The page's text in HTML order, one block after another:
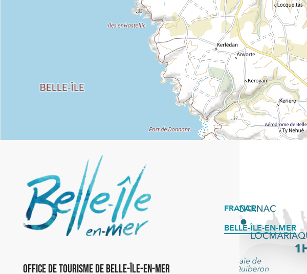
Office de Tourisme de Belle-Île-en-Mer
FRANCE
BELLE-ÎLE-EN-MER